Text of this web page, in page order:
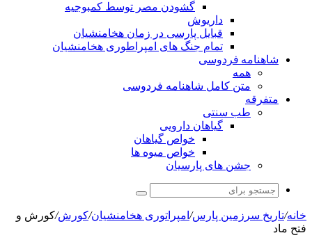
گشودن مصر توسط کمبوجیه
داریوش
قبایل پارسی در زمان هخامنشیان
تمام جنگ های امپراطوری هخامنشیان
شاهنامه فردوسی
همه
متن کامل شاهنامه فردوسی
متفرقه
طب سنتی
گیاهان دارویی
خواص گیاهان
خواص میوه ها
جشن های پارسیان
جستجو
برای
خانه/تاریخ سرزمین پارس/ امپراتوری هخامنشیان/کورش/کورش و
فتح ماد